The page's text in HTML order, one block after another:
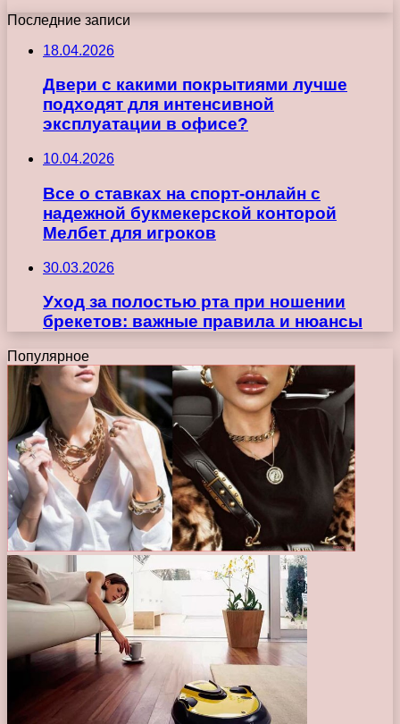
Последние записи
18.04.2026
Двери с какими покрытиями лучше
подходят для интенсивной
эксплуатации в офисе?
10.04.2026
Все о ставках на спорт-онлайн с
надежной букмекерской конторой
Мелбет для игроков
30.03.2026
Уход за полостью рта при ношении
брекетов: важные правила и нюансы
Популярное